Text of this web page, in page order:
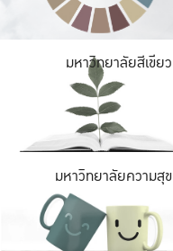
มหาวิทยาลัยสีเขียว
มหาวิทยาลัยความสุข